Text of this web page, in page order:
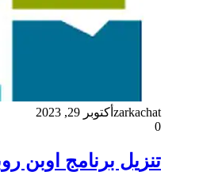
zarkachat أكتوبر 29, 2023
0